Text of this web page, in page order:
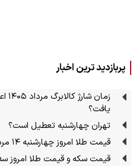
پربازدید ترین اخبار
یافت؟
تهران چهارشنبه تعطیل است؟
قیمت طلا امروز چهارشنبه ۱۴ مرداد ۱۴۰۵ / طلای ۱۸ عیار امروز چند؟
قیمت سکه و قیمت طلا امروز سه‌شنبه ۱۳ مرداد